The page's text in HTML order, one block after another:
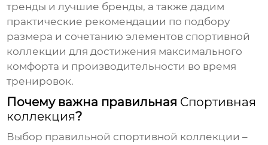
тренды и лучшие бренды, а также дадим
практические рекомендации по подбору
размера и сочетанию элементов спортивной
коллекции для достижения максимального
комфорта и производительности во время
тренировок.
Почему важна правильная Спортивная
коллекция?
Выбор правильной спортивной коллекции –